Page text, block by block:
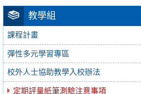
教學組
課程計畫
彈性多元學習專區
校外人士協助教學入校辦法
定期評量紙筆測驗注意事項